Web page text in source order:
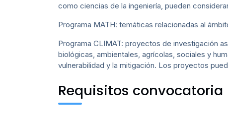
como ciencias de la ingeniería, pueden
Programa MATH: temáticas relacionadas al
Programa CLIMAT: proyectos de investigación
biológicas, ambientales, agrícolas, sociales y
vulnerabilidad y la mitigación. Los proyectos
Requisitos convocatoria